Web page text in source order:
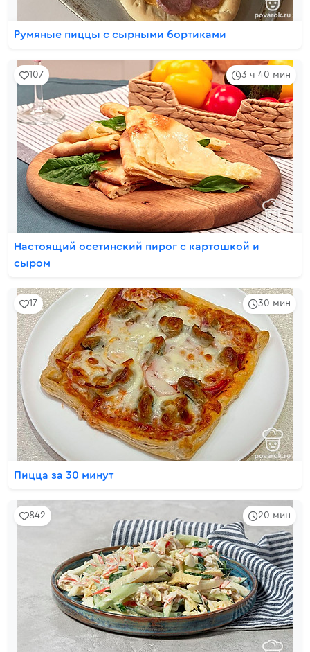
Румяные пиццы с сырными бортиками
3 ч 40 мин
107
Настоящий осетинский пирог с картошкой и
сыром
30 мин
17
Пицца за 30 минут
20 мин
842